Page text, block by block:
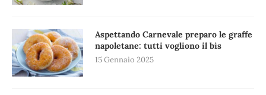
Aspettando Carnevale preparo le graffe
napoletane: tutti vogliono il bis
15 Gennaio 2025